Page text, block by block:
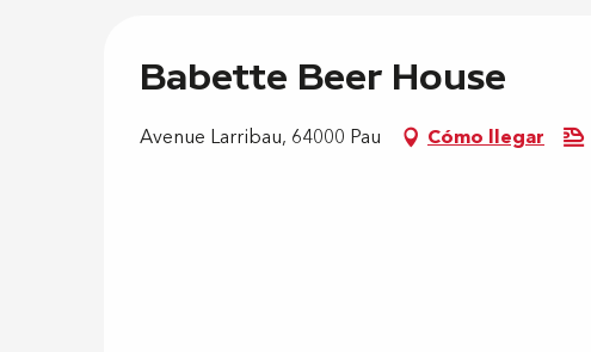
Babette Beer House
Avenue Larribau, 64000 Pau Cómo llegar